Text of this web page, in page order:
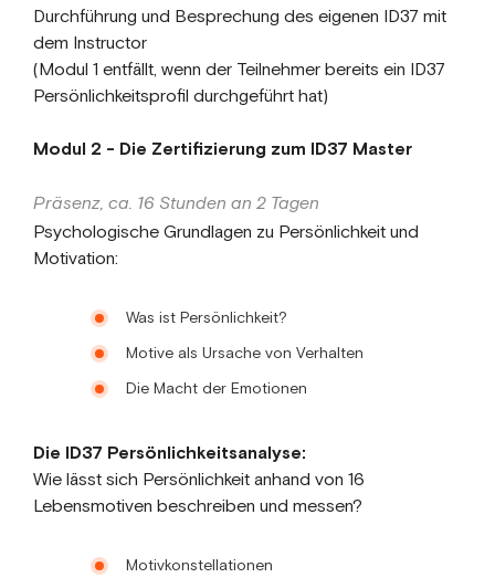
Durchführung und Besprechung des eigenen ID37 mit
dem Instructor
(Modul 1 entfällt, wenn der Teilnehmer bereits ein ID37
Persönlichkeitsprofil durchgeführt hat)
Modul 2 - Die Zertifizierung zum ID37 Master
Präsenz, ca. 16 Stunden an 2 Tagen
Psychologische Grundlagen zu Persönlichkeit und
Motivation:
Was ist Persönlichkeit?
Motive als Ursache von Verhalten
Die Macht der Emotionen
Die ID37 Persönlichkeitsanalyse:
Wie lässt sich Persönlichkeit anhand von 16
Lebensmotiven beschreiben und messen?
Motivkonstellationen